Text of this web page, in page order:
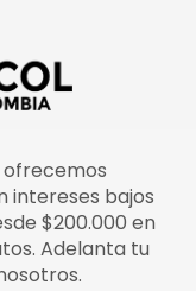
ofrecemos
intereses bajos
$200.000 en
Adelanta tu